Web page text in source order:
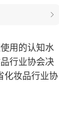
用的认知水
行业协会决
化妆品行业协